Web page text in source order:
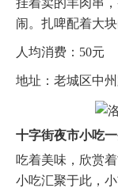
挂着卖的羊肉串
闹。扎啤配着大
人均消费：50元
地址：老城区中州
十字街夜市小吃
吃着美味，欣赏
小吃汇聚于此，